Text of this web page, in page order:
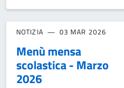
NOTIZIA 03 MAR 2026
Menù mensa
scolastica - Marzo
2026